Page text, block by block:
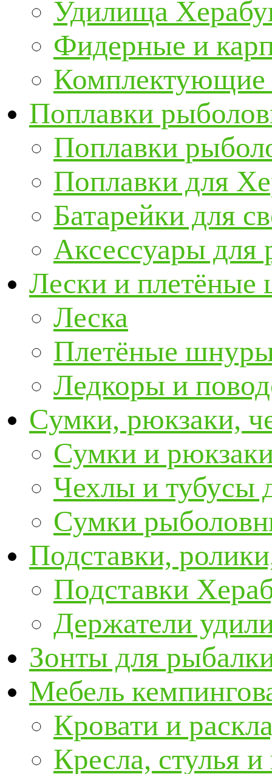
Удилища
Фидерные и
Поплавки
Поплавки
Поплавки для
Батарейки для
Аксессуары для
Лески и
Леска
Плетёные
Ледкоры и
Сумки, рюкзаки,
Сумки и
Чехлы и тубусы
Сумки
Подставки,
Подставки
Держатели
Зонты для
Мебель
Кровати и
Кресла, стулья